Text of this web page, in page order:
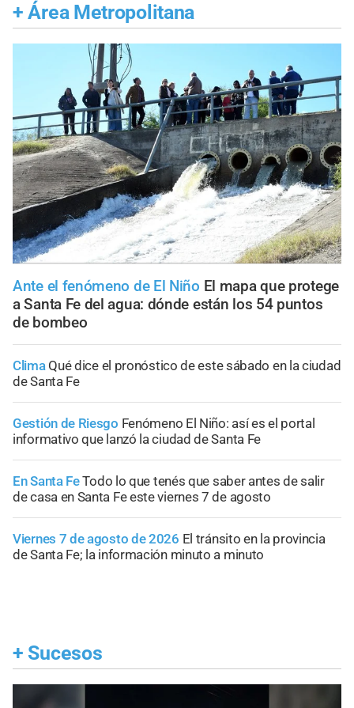
+ Área Metropolitana
Ante el fenómeno de El Niño El mapa que protege
a Santa Fe del agua: dónde están los 54 puntos
de bombeo
Clima Qué dice el pronóstico de este sábado en la ciudad
de Santa Fe
Gestión de Riesgo Fenómeno El Niño: así es el portal
informativo que lanzó la ciudad de Santa Fe
En Santa FeTodo lo que tenés que saber antes de salir
de casa en Santa Fe este viernes 7 de agosto
Viernes 7 de agosto de 2026 El tránsito en la provincia
de Santa Fe; la información minuto a minuto
+ Sucesos